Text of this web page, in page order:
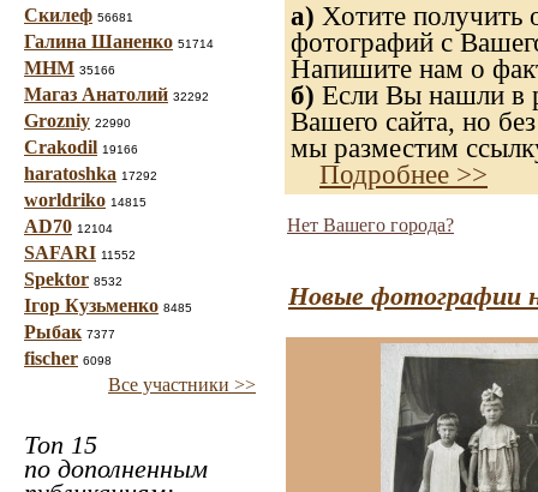
Скилеф 56681
Галина Шаненко 51714
МНМ 35166
Магаз Анатолий 32292
Grozniy 22990
Crakodil 19166
haratoshka 17292
worldriko 14815
AD70 12104
SAFARI 11552
Spektor 8532
Ігор Кузьменко 8485
Рыбак 7377
fischer 6098
Все участники >>
Топ 15
по дополненным
а) Хотите получить
фотографий с
Напишите нам о
б) Если Вы нашли в
Вашего сайта, но
мы разместим
Подробнее >>
Нет Вашего города?
Новые фотографии